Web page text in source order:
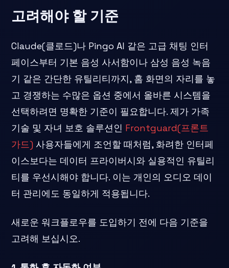
고려해야 할 기준
Claude(클로드)나 Pingo AI 같은 고급 채팅 인터
페이스부터 기본 음성 사서함이나 삼성 음성 녹음
기 같은 간단한 유틸리티까지, 홈 화면의 자리를 놓
고 경쟁하는 수많은 옵션 중에서 올바른 시스템을
선택하려면 명확한 기준이 필요합니다. 제가 가족
기술 및 자녀 보호 솔루션인 Frontguard(프론트
가드) 사용자들에게 조언할 때처럼, 화려한 인터페
이스보다는 데이터 프라이버시와 실용적인 유틸리
티를 우선시해야 합니다. 이는 개인의 오디오 데이
터 관리에도 동일하게 적용됩니다.
새로운 워크플로우를 도입하기 전에 다음 기준을
고려해 보십시오.